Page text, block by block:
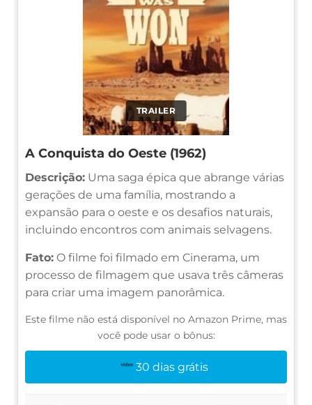
TRAILER
A Conquista do Oeste (1962)
Descrição: Uma saga épica que abrange várias
gerações de uma família, mostrando a
expansão para o oeste e os desafios naturais,
incluindo encontros com animais selvagens.
Fato: O filme foi filmado em Cinerama, um
processo de filmagem que usava três câmeras
para criar uma imagem panorâmica.
Este filme não está disponível no Amazon Prime, mas
você pode usar o bônus:
30 dias grátis